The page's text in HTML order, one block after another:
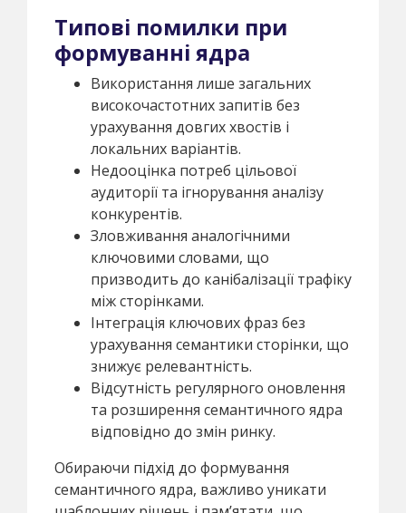
Типові помилки при
формуванні ядра
Використання лише загальних
високочастотних запитів без
урахування довгих хвостів і
локальних варіантів.
Недооцінка потреб цільової
аудиторії та ігнорування аналізу
конкурентів.
Зловживання аналогічними
ключовими словами, що
призводить до канібалізації трафіку
між сторінками.
Інтеграція ключових фраз без
урахування семантики сторінки, що
знижує релевантність.
Відсутність регулярного оновлення
та розширення семантичного ядра
відповідно до змін ринку.
Обираючи підхід до формування
семантичного ядра, важливо уникати